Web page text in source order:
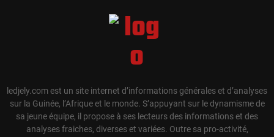
ledjely.com est un site internet d’informations générales et d’analyses
sur la Guinée, l’Afrique et le monde. S’appuyant sur le dynamisme de
sa jeune équipe, il propose à ses lecteurs des informations et des
analyses fraiches, diverses et variées. Outre sa pro-activité,